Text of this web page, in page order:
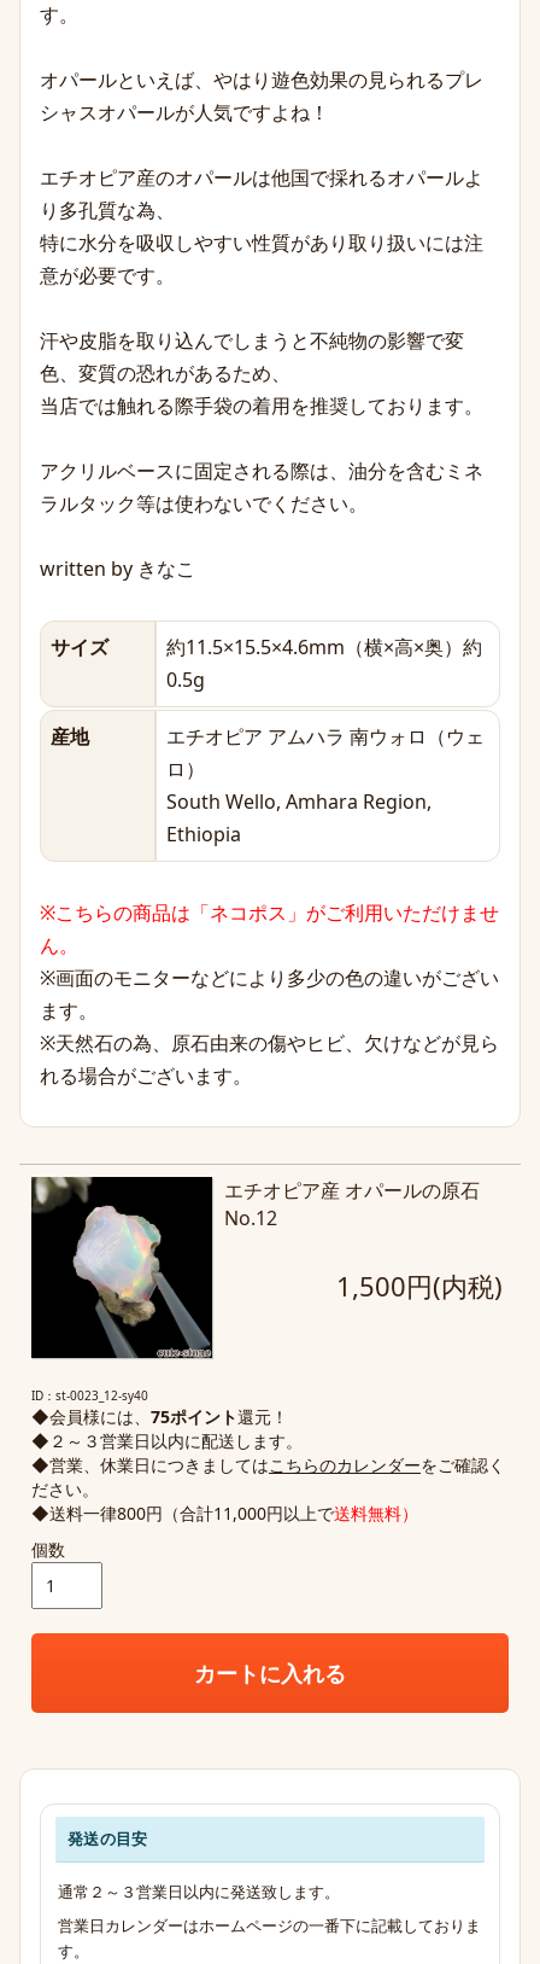
す。
オパールといえば、やはり遊色効果の見られるプレ
シャスオパールが人気ですよね！
エチオピア産のオパールは他国で採れるオパールよ
り多孔質な為、
特に水分を吸収しやすい性質があり取り扱いには注
意が必要です。
汗や皮脂を取り込んでしまうと不純物の影響で変
色、変質の恐れがあるため、
当店では触れる際手袋の着用を推奨しております。
アクリルベースに固定される際は、油分を含むミネ
ラルタック等は使わないでください。
written by きなこ
サイズ
約11.5×15.5×4.6mm（横×高×奥）約
0.5g
産地
エチオピア アムハラ 南ウォロ（ウェ
ロ）
South Wello, Amhara Region,
Ethiopia
※こちらの商品は「ネコポス」がご利用いただけませ
ん。
※画面のモニターなどにより多少の色の違いがござい
ます。
※天然石の為、原石由来の傷やヒビ、欠けなどが見ら
れる場合がございます。
エチオピア産 オパールの原石
No.12
1,500円(内税)
ID：st-0023_12-sy40
◆会員様には、 75ポイント還元！
◆２～３営業日以内に配送します。
◆営業、休業日につきましてはこちらのカレンダーをご確認く
ださい。
◆送料一律800円（合計11,000円以上で送料無料）
個数
カートに入れる
発送・お支払い・送料のご案内
発送の目安
通常２～３営業日以内に発送致します。
営業日カレンダーはホームページの一番下に記載しておりま
す。